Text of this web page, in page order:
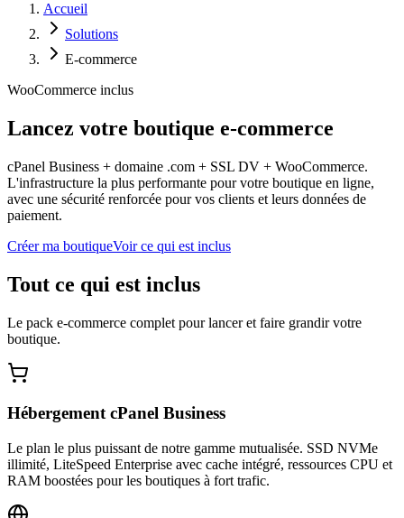
Accueil
Solutions
E-commerce
WooCommerce inclus
Lancez votre boutique e-commerce
cPanel Business + domaine .com + SSL DV + WooCommerce.
L'infrastructure la plus performante pour votre boutique en ligne,
avec une sécurité renforcée pour vos clients et leurs données de
paiement.
Créer ma boutiqueVoir ce qui est inclus
Tout ce qui est inclus
Le pack e-commerce complet pour lancer et faire grandir votre
boutique.
Hébergement cPanel Business
Le plan le plus puissant de notre gamme mutualisée. SSD NVMe
illimité, LiteSpeed Enterprise avec cache intégré, ressources CPU et
RAM boostées pour les boutiques à fort trafic.